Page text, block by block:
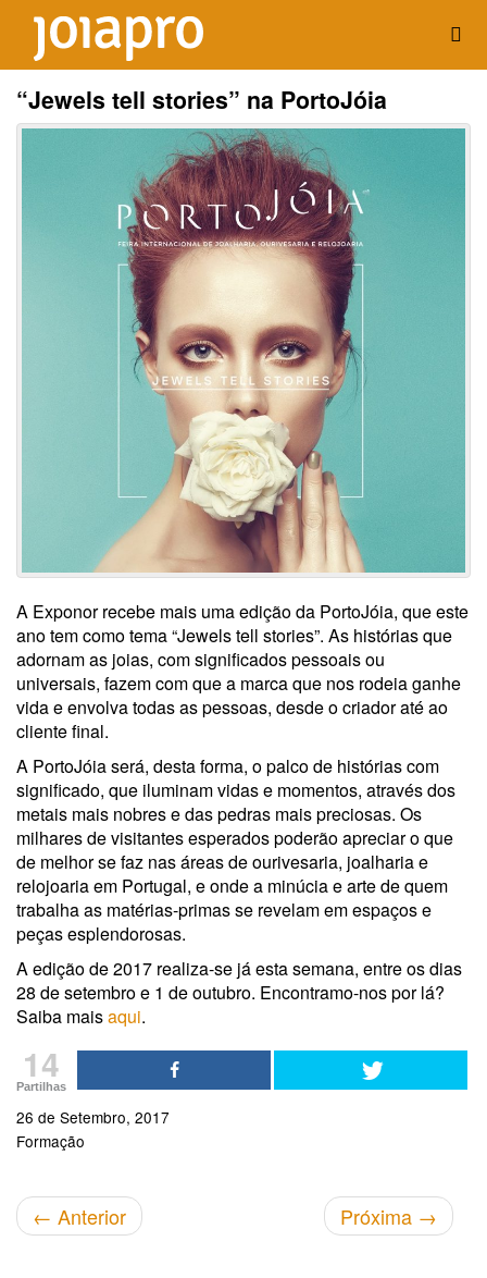
“Jewels tell stories” na PortoJóia
A Exponor recebe mais uma edição da PortoJóia, que este
ano tem como tema “Jewels tell stories”. As histórias que
adornam as joias, com significados pessoais ou
universais, fazem com que a marca que nos rodeia ganhe
vida e envolva todas as pessoas, desde o criador até ao
cliente final.
A PortoJóia será, desta forma, o palco de histórias com
significado, que iluminam vidas e momentos, através dos
metais mais nobres e das pedras mais preciosas. Os
milhares de visitantes esperados poderão apreciar o que
de melhor se faz nas áreas de ourivesaria, joalharia e
relojoaria em Portugal, e onde a minúcia e arte de quem
trabalha as matérias-primas se revelam em espaços e
peças esplendorosas.
A edição de 2017 realiza-se já esta semana, entre os dias
28 de setembro e 1 de outubro. Encontramo-nos por lá?
Saiba maisaqui.
14
Partilhas
26 de Setembro, 2017
Formação
← Anterior Próxima →